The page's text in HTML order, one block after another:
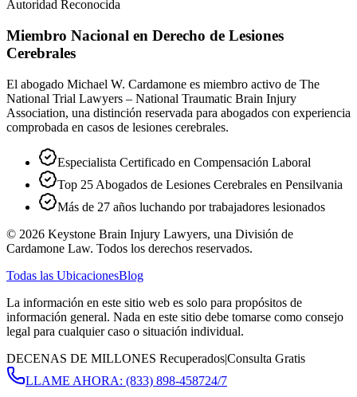
Autoridad Reconocida
Miembro Nacional en Derecho de Lesiones
Cerebrales
El abogado Michael W. Cardamone es miembro activo de The
National Trial Lawyers – National Traumatic Brain Injury
Association, una distinción reservada para abogados con experiencia
comprobada en casos de lesiones cerebrales.
Especialista Certificado en Compensación Laboral
Top 25 Abogados de Lesiones Cerebrales en Pensilvania
Más de 27 años luchando por trabajadores lesionados
© 2026 Keystone Brain Injury Lawyers, una División de
Cardamone Law. Todos los derechos reservados.
Todas las UbicacionesBlog
La información en este sitio web es solo para propósitos de
información general. Nada en este sitio debe tomarse como consejo
legal para cualquier caso o situación individual.
DECENAS DE MILLONES Recuperados|Consulta Gratis
LLAME AHORA: (833) 898-458724/7